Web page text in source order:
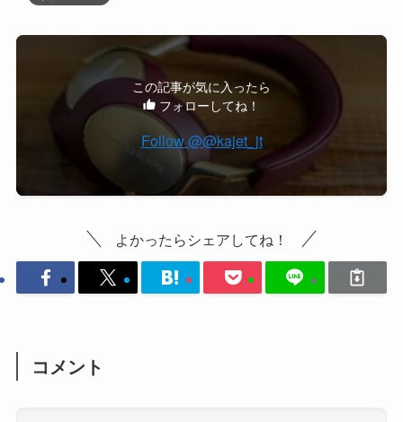
この記事が気に入ったら
フォローしてね！
Follow @@kajet_jt
よかったらシェアしてね！
コメント